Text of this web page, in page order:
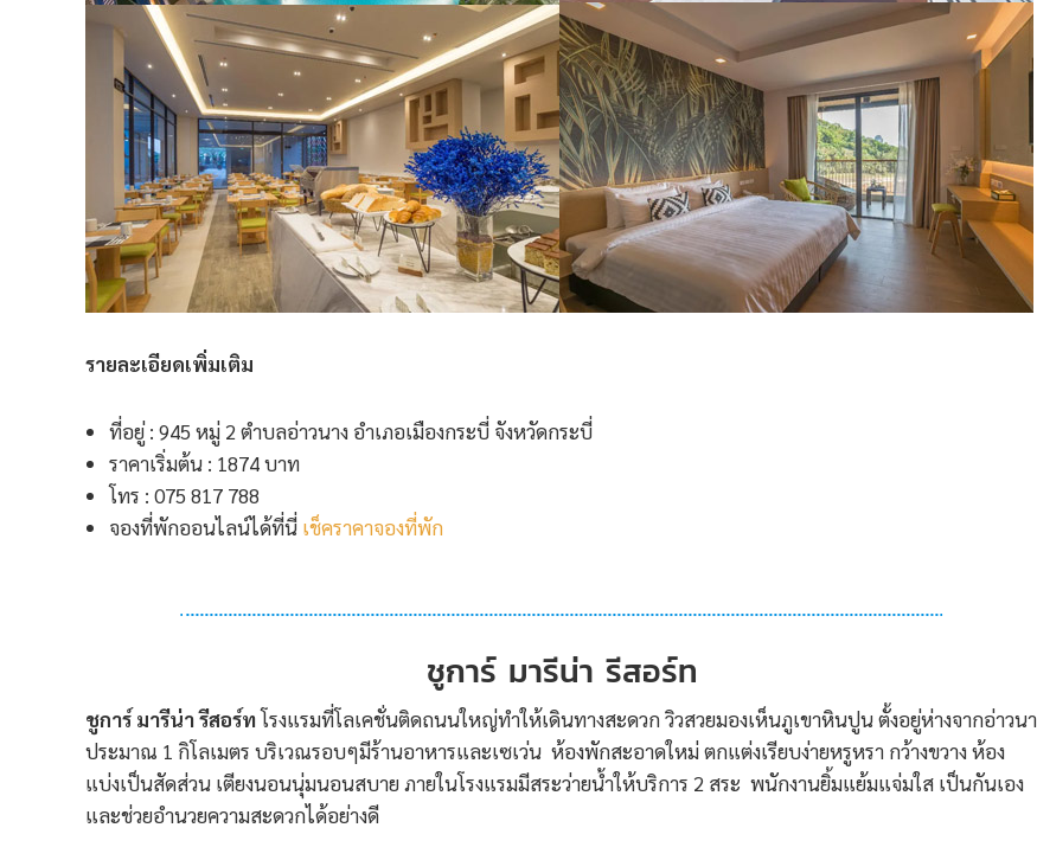
รายละเอียดเพิ่มเติม
ที่อยู่ : 945 หมู่ 2 ตำบลอ่าวนาง อำเภอเมืองกระบี่ จังหวัดกระบี่
ราคาเริ่มต้น : 1874 บาท
โทร : 075 817 788
จองที่พักออนไลน์ได้ที่นี่ เช็คราคาจองที่พัก
ชูการ์ มารีน่า รีสอร์ท
ชูการ์ มารีน่า รีสอร์ทโรงแรมที่โลเคชั่นติดถนนใหญ่ทำให้เดินทางสะดวก วิวสวยมองเห็นภูเขาหินปูน ตั้งอยู่ห่างจากอ่าวนา
ประมาณ 1 กิโลเมตร บริเวณรอบๆมีร้านอาหารและเซเว่น ห้องพักสะอาดใหม่ ตกแต่งเรียบง่ายหรูหรา กว้างขวาง ห้อง
แบ่งเป็นสัดส่วน เตียงนอนนุ่มนอนสบาย ภายในโรงแรมมีสระว่ายน้ำให้บริการ 2 สระ พนักงานยิ้มแย้มแจ่มใส เป็นกันเอง
และช่วยอำนวยความสะดวกได้อย่างดี